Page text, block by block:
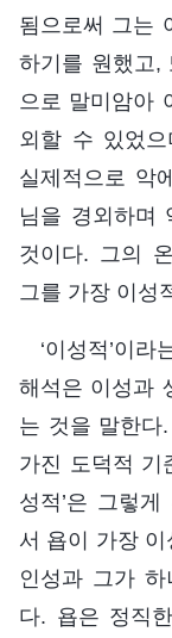
됨으로써 그는
하기를 원했고,
으로 말미암아
외할 수 있었
실제적으로 악
님을 경외하며
것이다. 그의
그를 가장 이성
‘이성적’이
해석은 이성과
는 것을 말한다
가진 도덕적 기
성적’은 그렇
서 욥이 가장
인성과 그가
다. 욥은 정직